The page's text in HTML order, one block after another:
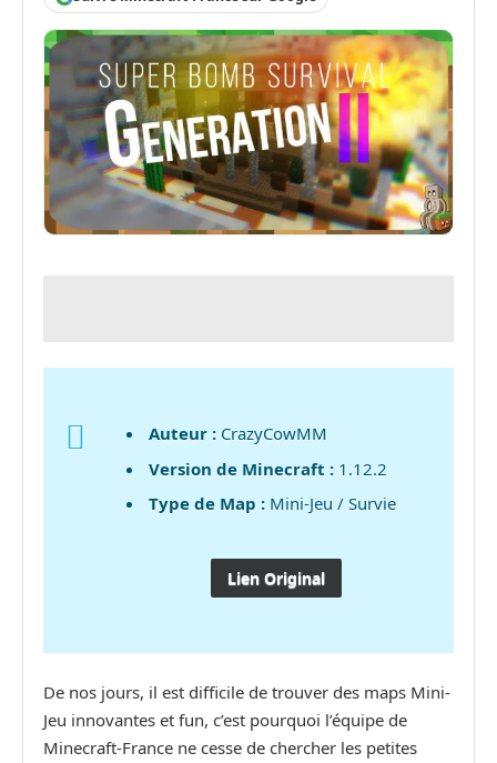
Auteur : CrazyCowMM
Version de Minecraft : 1.12.2
Type de Map : Mini-Jeu / Survie
Lien Original
De nos jours, il est difficile de trouver des maps Mini-
Jeu innovantes et fun, c’est pourquoi l’équipe de
Minecraft-France ne cesse de chercher les petites